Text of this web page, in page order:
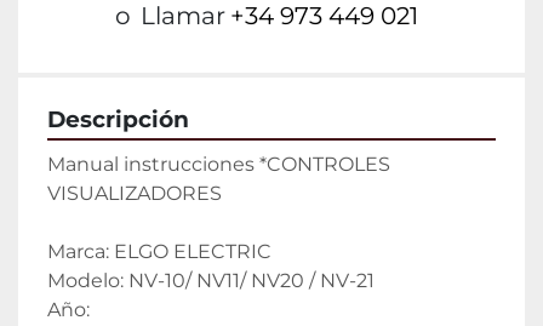
o Llamar +34 973 449 021
Descripción
Manual instrucciones *CONTROLES
VISUALIZADORES
Marca: ELGO ELECTRIC
Modelo: NV-10/ NV11/ NV20 / NV-21
Año: